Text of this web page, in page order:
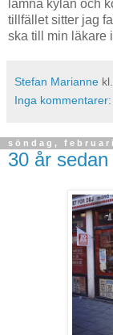
lämna kylan och
tillfället sitter jag
ska till min läkare
Stefan Marianne kl.
Inga kommentarer:
söndag,
30 år sedan